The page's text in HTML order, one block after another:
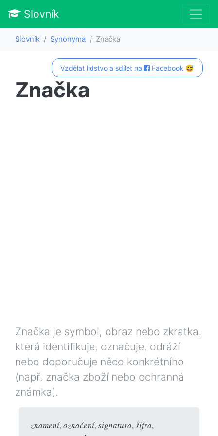
Slovník
Slovník Synonyma Značka
Vzdělat lidstvo a sdílet na Facebook 😅
Značka
Značka je symbol, obraz nebo zkratka,
která identifikuje, označuje, odráží
nebo doporučuje něco konkrétního
(např. značka zboží nebo ochranná
známka).
znamení,označení,signatura,šifra,